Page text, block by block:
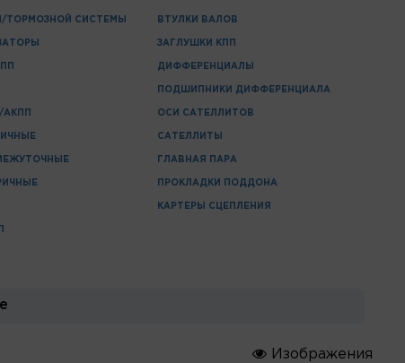
ТОРМОЗНОЙ СИСТЕМЫ
АКПП
ВТУЛКИ ВАЛОВ
ЗАГЛУШКИ КПП
ДИФФЕРЕНЦИАЛЫ
ПОДШИПНИКИ ДИФФЕРЕНЦИАЛА
ОСИ САТЕЛЛИТОВ
САТЕЛЛИТЫ
ГЛАВНАЯ ПАРА
ПРОКЛАДКИ ПОДДОНА
КАРТЕРЫ СЦЕПЛЕНИЯ
Изображения